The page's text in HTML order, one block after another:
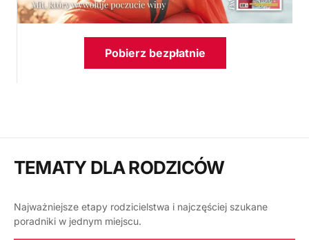
Pobierz bezpłatnie
TEMATY DLA RODZICÓW
Najważniejsze etapy rodzicielstwa i najczęściej szukane
poradniki w jednym miejscu.